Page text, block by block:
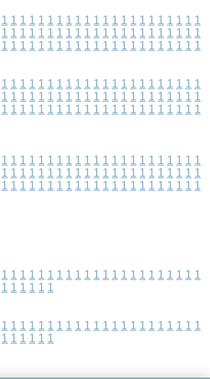
1 1 1 1 1 1 1 1 1 1 1 1 1 1 1 1 1 1 1 1 1 1
1 1 1 1 1 1 1 1 1 1 1 1 1 1 1 1 1 1 1 1 1 1
1 1 1 1 1 1 1 1 1 1 1 1 1 1 1 1 1 1 1 1 1 1
1 1 1 1 1 1 1 1 1 1 1 1 1 1 1 1 1 1 1 1 1 1
1 1 1 1 1 1 1 1 1 1 1 1 1 1 1 1 1 1 1 1 1 1
1 1 1 1 1 1 1 1 1 1 1 1 1 1 1 1 1 1 1 1 1 1
1 1 1 1 1 1 1 1 1 1 1 1 1 1 1 1 1 1 1 1 1 1
1 1 1 1 1 1 1 1 1 1 1 1 1 1 1 1 1 1 1 1 1 1
1 1 1 1 1 1 1 1 1 1 1 1 1 1 1 1 1 1 1 1 1 1
1 1 1 1 1 1 1 1 1 1 1 1 1 1 1 1 1 1 1 1 1 1
1 1 1 1 1 1
1 1 1 1 1 1 1 1 1 1 1 1 1 1 1 1 1 1 1 1 1 1
1 1 1 1 1 1